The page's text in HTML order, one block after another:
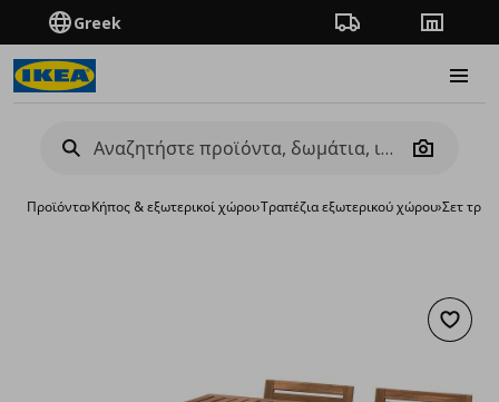
Greek Πορεία παραγγελίας
Camera
Προϊόντα›Κήπος & εξωτερικοί χώροι›Τραπέζια εξωτερικού χώρου›Σετ